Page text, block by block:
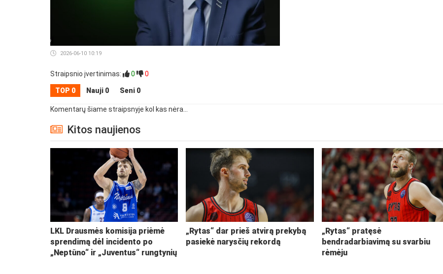
2026-06-10 10:19
Straipsnio įvertinimas: 0 0
TOP 0 Nauji 0 Seni 0
Komentarų šiame straipsnyje kol kas nėra...
Kitos naujienos
LKL Drausmės komisija priėmė
sprendimą dėl incidento po
„Neptūno“ ir „Juventus“ rungtynių
„Rytas“ dar prieš atvirą prekybą
pasiekė narysčių rekordą
„Rytas“ pratęsė
bendradarbiavimą su svarbiu
rėmėju